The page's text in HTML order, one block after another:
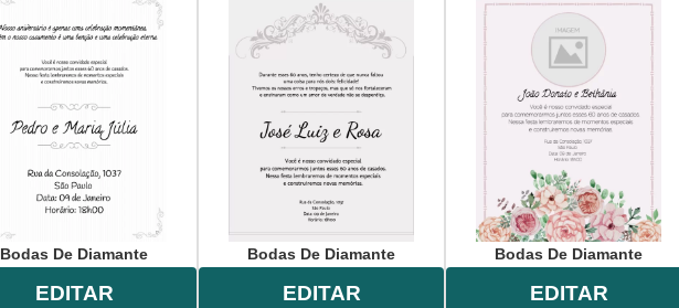
Bodas De Diamante
EDITAR
Bodas De Diamante
EDITAR
Bodas De Diamante
EDITAR